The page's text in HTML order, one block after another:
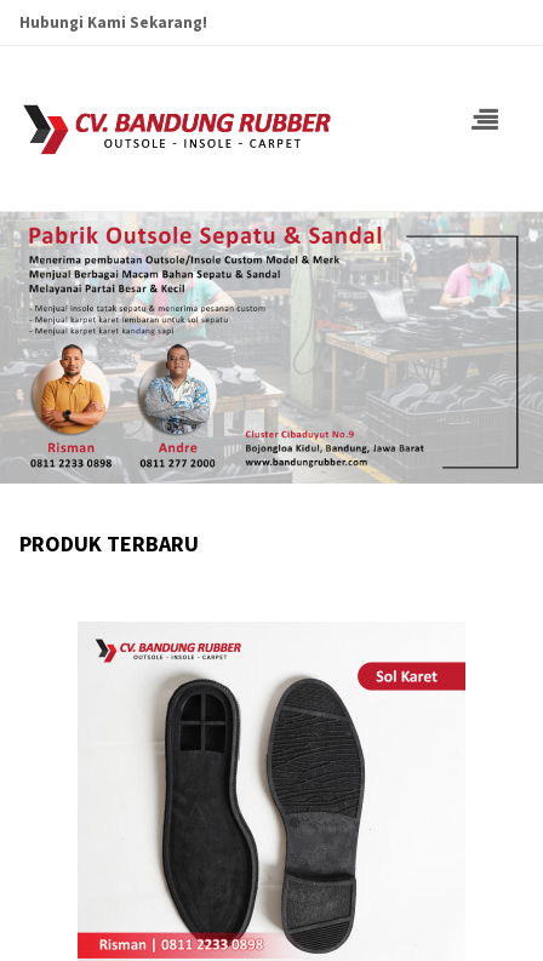
Hubungi Kami Sekarang!
PRODUK TERBARU